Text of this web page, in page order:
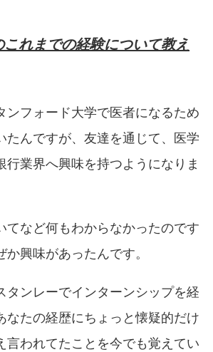
これまでの経験について教え
ンフォード大学で医者になるため
たんですが、友達を通じて、医学
行業界へ興味を持つようになりま
てなど何もわからなかったのです
興味があったんです。
タンレーでインターンシップを経
なたの経歴にちょっと懐疑的だけ
言われてたことを今でも覚えてい